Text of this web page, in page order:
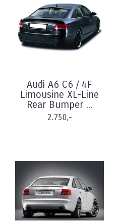
Audi A6 C6 / 4F
Limousine XL-Line
Rear Bumper ...
2.750,-